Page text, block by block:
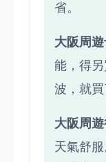
省。
大阪周
能，得
波，就買
大阪周
天氣舒